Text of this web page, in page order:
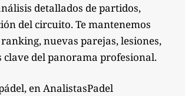
detallados de partidos,
del circuito. Te mantenemos
nuevas parejas, lesiones,
del panorama profesional.
en AnalistasPadel